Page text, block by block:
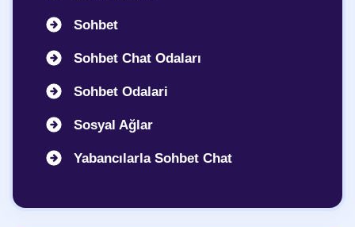
Sohbet
Sohbet Chat Odaları
Sohbet Odalari
Sosyal Ağlar
Yabancılarla Sohbet Chat